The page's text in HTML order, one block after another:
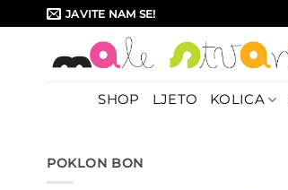
to
JAVITE NAM SE!
SHOP LJETO KOLICA
POKLON BON